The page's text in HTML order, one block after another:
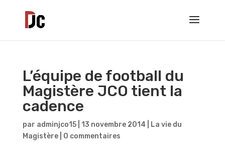
L’équipe de football du
Magistère JCO tient la
cadence
par adminjco15| 13 novembre 2014
La vie du
Magistère| 0 commentaires